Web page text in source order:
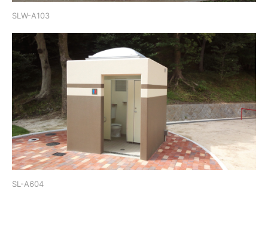
SLW-A103
SL-A604